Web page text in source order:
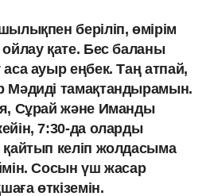
беріліп, өмірім
қате. Бес баланы
ауыр еңбек. Таң атпай,
Мәдиді тамақтандырамын.
Сұрай және Иманды
7:30-да оларды
келіп жолдасыма
Сосын үш жасар
өткіземін.